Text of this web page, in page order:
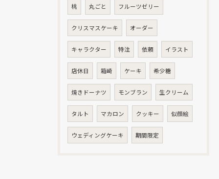
桃 丸ごと フルーツゼリー
クリスマスケーキ オーダー
キャラクター 特注 依頼 イラスト
店休日 箱崎 ケーキ 希少糖
焼きドーナツ モンブラン 生クリーム
タルト マカロン クッキー 似顔絵
ウェディングケーキ 期間限定
お問い合わせはこちら